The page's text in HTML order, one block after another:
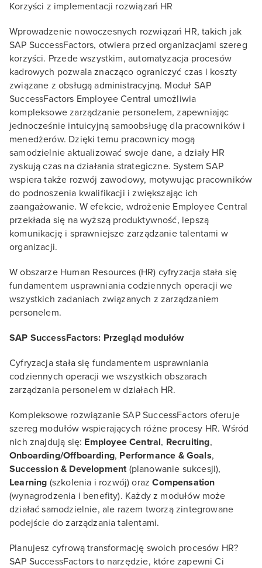
Korzyści z implementacji rozwiązań HR
Wprowadzenie nowoczesnych rozwiązań HR, takich jak
SAP SuccessFactors, otwiera przed organizacjami szereg
korzyści. Przede wszystkim, automatyzacja procesów
kadrowych pozwala znacząco ograniczyć czas i koszty
związane z obsługą administracyjną. Moduł SAP
SuccessFactors Employee Central umożliwia
kompleksowe zarządzanie personelem, zapewniając
jednocześnie intuicyjną samoobsługę dla pracowników i
menedżerów. Dzięki temu pracownicy mogą
samodzielnie aktualizować swoje dane, a działy HR
zyskują czas na działania strategiczne. System SAP
wspiera także rozwój zawodowy, motywując pracowników
do podnoszenia kwalifikacji i zwiększając ich
zaangażowanie. W efekcie, wdrożenie Employee Central
przekłada się na wyższą produktywność, lepszą
komunikację i sprawniejsze zarządzanie talentami w
organizacji.
W obszarze Human Resources (HR) cyfryzacja stała się
fundamentem usprawniania codziennych operacji we
wszystkich zadaniach związanych z zarządzaniem
personelem.
SAP SuccessFactors: Przegląd modułów
Cyfryzacja stała się fundamentem usprawniania
codziennych operacji we wszystkich obszarach
zarządzania personelem w działach HR.
Kompleksowe rozwiązanie SAP SuccessFactors oferuje
szereg modułów wspierających różne procesy HR. Wśród
nich znajdują się: Employee Central, Recruiting,
Onboarding/Offboarding, Performance & Goals,
Succession & Development(planowanie sukcesji),
Learning (szkolenia i rozwój) orazCompensation
(wynagrodzenia i benefity). Każdy z modułów może
działać samodzielnie, ale razem tworzą zintegrowane
podejście do zarządzania talentami.
Planujesz cyfrową transformację swoich procesów HR?
SAP SuccessFactors to narzędzie, które zapewni Ci